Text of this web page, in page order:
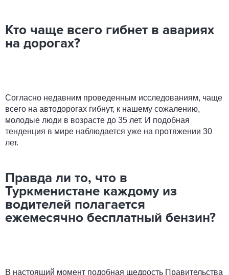
Кто чаще всего гибнет в авариях
на дорогах?
Согласно недавним проведенным исследованиям, чаще
всего на автодорогах гибнут, к нашему сожалению,
молодые люди в возрасте до 35 лет. И подобная
тенденция в мире наблюдается уже на протяжении 30
лет.
Правда ли то, что в
Туркменистане каждому из
водителей полагается
ежемесячно бесплатный бензин?
В настоящий момент подобная щедрость Правительства